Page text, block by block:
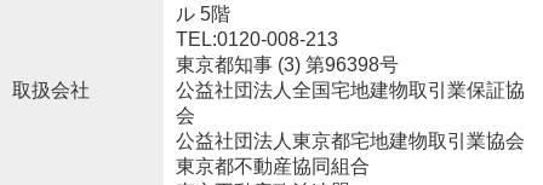
取扱会社
ル 5階
TEL:0120-008-213
東京都知事 (3) 第96398号
公益社団法人全国宅地建物取引業保証協
会
公益社団法人東京都宅地建物取引業協会
東京都不動産協同組合